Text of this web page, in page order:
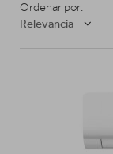
Ordenar por:
Relevancia